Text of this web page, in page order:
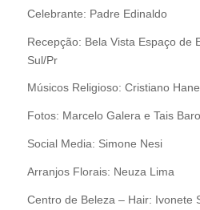
Celebrante: Padre Edinaldo
Recepção: Bela Vista Espaço de
Sul/Pr
Músicos Religioso: Cristiano
Fotos: Marcelo Galera e Tais
Social Media: Simone Nesi
Arranjos Florais: Neuza Lima
Centro de Beleza – Hair: Ivonete